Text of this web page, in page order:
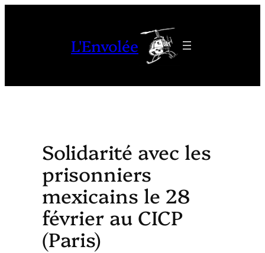
L'Envolée
Solidarité avec les
prisonniers
mexicains le 28
février au CICP
(Paris)